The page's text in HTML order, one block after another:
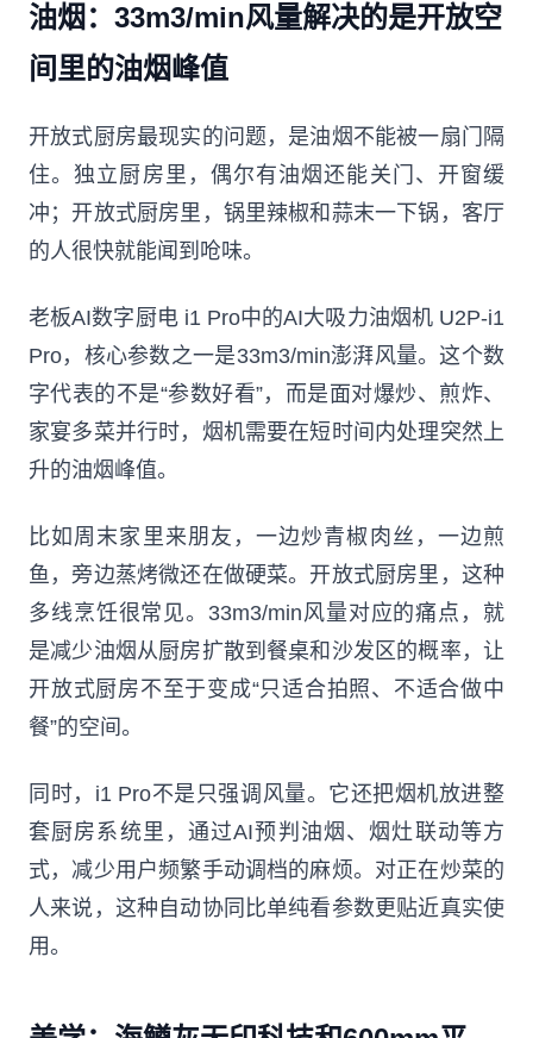
油烟：33m3/min风量解决的是开放空
间里的油烟峰值
开放式厨房最现实的问题，是油烟不能被一扇门隔
住。独立厨房里，偶尔有油烟还能关门、开窗缓
冲；开放式厨房里，锅里辣椒和蒜末一下锅，客厅
的人很快就能闻到呛味。
老板AI数字厨电 i1 Pro中的AI大吸力油烟机 U2P-i1
Pro，核心参数之一是33m3/min澎湃风量。这个数
字代表的不是“参数好看”，而是面对爆炒、煎炸、
家宴多菜并行时，烟机需要在短时间内处理突然上
升的油烟峰值。
比如周末家里来朋友，一边炒青椒肉丝，一边煎
鱼，旁边蒸烤微还在做硬菜。开放式厨房里，这种
多线烹饪很常见。33m3/min风量对应的痛点，就
是减少油烟从厨房扩散到餐桌和沙发区的概率，让
开放式厨房不至于变成“只适合拍照、不适合做中
餐”的空间。
同时，i1 Pro不是只强调风量。它还把烟机放进整
套厨房系统里，通过AI预判油烟、烟灶联动等方
式，减少用户频繁手动调档的麻烦。对正在炒菜的
人来说，这种自动协同比单纯看参数更贴近真实使
用。